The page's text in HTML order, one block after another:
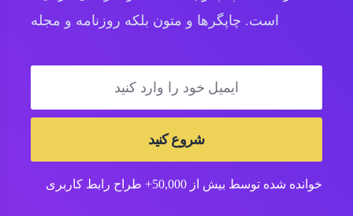
است. چاپگرها و متون بلکه روزنامه و مجله
شروع کنید
خوانده شده توسط بیش از 50,000+ طراح رابط کاربری